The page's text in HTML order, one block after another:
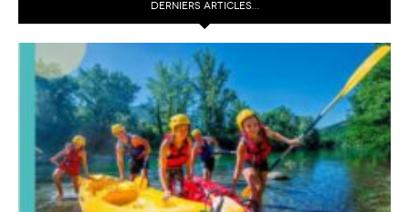
DERNIERS ARTICLES…